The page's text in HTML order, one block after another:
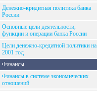
Денежно-кридитная политика банка
России
Основные цели деятельности,
функции и операции банка России
Цели денежно-кредитной политики на
2001 год
Финансы
Финансы в системе экономических
отношений